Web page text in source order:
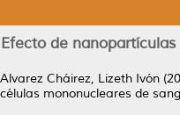
Efecto de
Alvarez Cháirez, Lizeth Ivón
células mononucleares de